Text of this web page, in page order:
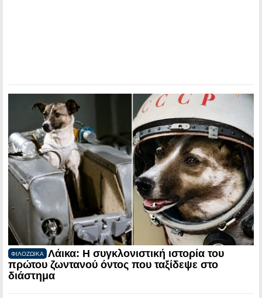
ΦΙΛΟΖΩΙΚΑ
Λάικα: Η συγκλονιστική ιστορία του
πρώτου ζωντανού όντος που ταξίδεψε στο
διάστημα